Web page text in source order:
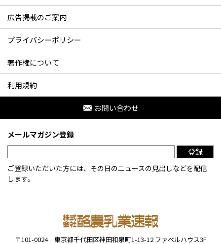
広告掲載のご案内
プライバシーポリシー
著作権について
利用規約
お問い合わせ
〒101-0024 東京都千代田区神田和泉町1-13-12 ファベルハウス3F
メールマガジン登録
登録
ご登録いただいた方には、その日のニュースの見出しなどを配信
します。